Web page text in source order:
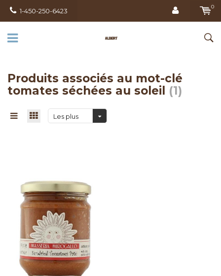
1-450-250-6423
0
Produits associés au mot-clé
tomates séchées au soleil (1)
Les plus